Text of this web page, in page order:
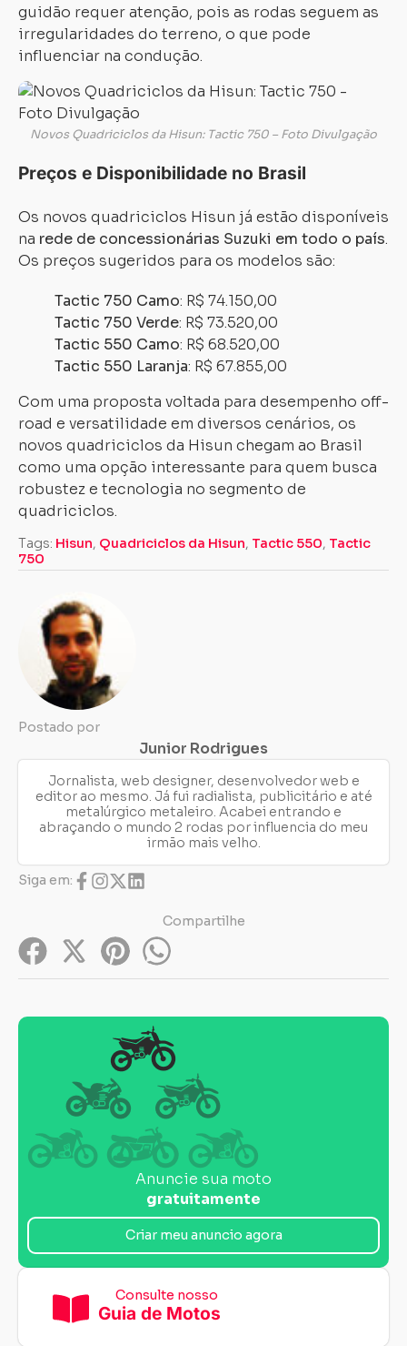
guidão requer atenção, pois as rodas seguem as
irregularidades do terreno, o que pode
influenciar na condução.
Novos Quadriciclos da Hisun: Tactic 750 – Foto Divulgação
Preços e Disponibilidade no Brasil
Os novos quadriciclos Hisun já estão disponíveis
na rede de concessionárias Suzuki em todo o país.
Os preços sugeridos para os modelos são:
Tactic 750 Camo: R$ 74.150,00
Tactic 750 Verde: R$ 73.520,00
Tactic 550 Camo: R$ 68.520,00
Tactic 550 Laranja: R$ 67.855,00
Com uma proposta voltada para desempenho off-
road e versatilidade em diversos cenários, os
novos quadriciclos da Hisun chegam ao Brasil
como uma opção interessante para quem busca
robustez e tecnologia no segmento de
quadriciclos.
Tags: Hisun, Quadriciclos da Hisun, Tactic 550, Tactic
750
Postado por
Junior Rodrigues
Jornalista, web designer, desenvolvedor web e
editor ao mesmo. Já fui radialista, publicitário e até
metalúrgico metaleiro. Acabei entrando e
abraçando o mundo 2 rodas por influencia do meu
irmão mais velho.
Siga em:
Compartilhe
Anuncie sua moto
gratuitamente
Criar meu anuncio agora
Consulte nosso
Guia de Motos